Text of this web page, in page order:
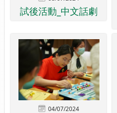
試後活動_中文話劇
04/07/2024